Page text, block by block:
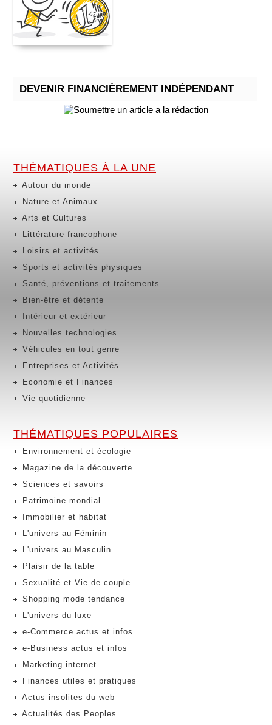
DEVENIR FINANCIÈREMENT INDÉPENDANT
THÉMATIQUES À LA UNE
Autour du monde
Nature et Animaux
Arts et Cultures
Littérature francophone
Loisirs et activités
Sports et activités physiques
Santé, préventions et traitements
Bien-être et détente
Intérieur et extérieur
Nouvelles technologies
Véhicules en tout genre
Entreprises et Activités
Economie et Finances
Vie quotidienne
THÉMATIQUES POPULAIRES
Environnement et écologie
Magazine de la découverte
Sciences et savoirs
Patrimoine mondial
Immobilier et habitat
L'univers au Féminin
L'univers au Masculin
Plaisir de la table
Sexualité et Vie de couple
Shopping mode tendance
L'univers du luxe
e-Commerce actus et infos
e-Business actus et infos
Marketing internet
Finances utiles et pratiques
Actus insolites du web
Actualités des Peoples